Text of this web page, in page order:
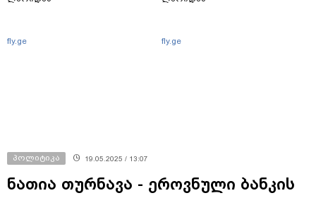
fly.ge fly.ge
პოლიტიკა 19.05.2025 / 13:07
ნათია თურნავა - ეროვნული ბანკის